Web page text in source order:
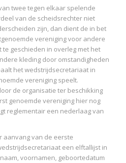
twee tegen elkaar spelende
van de scheidsrechter niet
zijn, dan dient de in bet
vereniging voor andere
te geschieden in overleg met het
kleding door omstandigheden
het wedstrijdsecretariaat in
vereniging speelt.
de organisatie ter beschikking
genoemde vereniging hier nog
reglementair een nederlaag van
aanvang van de eerste
een elftallijst in
voornamen, geboortedatum